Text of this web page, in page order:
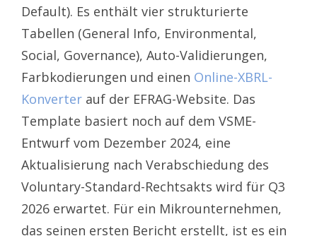
Default). Es enthält vier strukturierte
Tabellen (General Info, Environmental,
Social, Governance), Auto-Validierungen,
Farbkodierungen und einen Online-XBRL-
Konverter auf der EFRAG-Website. Das
Template basiert noch auf dem VSME-
Entwurf vom Dezember 2024, eine
Aktualisierung nach Verabschiedung des
Voluntary-Standard-Rechtsakts wird für Q3
2026 erwartet. Für ein Mikrounternehmen,
das seinen ersten Bericht erstellt, ist es ein